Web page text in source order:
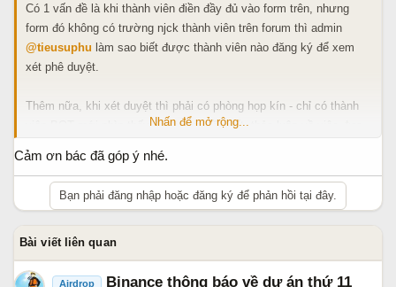
Có 1 vấn đề là khi thành viên điền đầy đủ vào form trên, nhưng
form đó không có trường njck thành viên trên forum thì admin
@tieusuphu làm sao biết được thành viên nào đăng ký để xem
xét phê duyệt.
Thêm nữa, khi xét duyệt thì phải có phòng họp kín - chỉ có thành
viên BQT mới nhìn thấy để đưa ra đề xuất, thảo luận về việc đưa
trên forum này thì chỉ có mỗi admin
Nhấn để mở rộng...
Cảm ơn bác đã góp ý nhé.
Bạn phải đăng nhập hoặc đăng ký để phản hồi tại đây.
Bài viết liên quan
Airdrop
Binance thông báo về dự án thứ 11